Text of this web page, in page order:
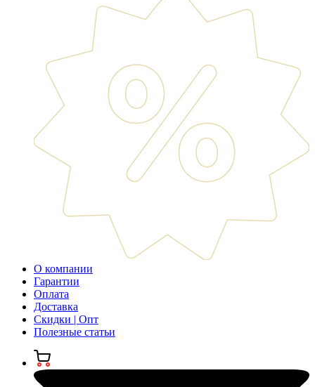
О компании
Гарантии
Оплата
Доставка
Скидки | Опт
Полезные статьи